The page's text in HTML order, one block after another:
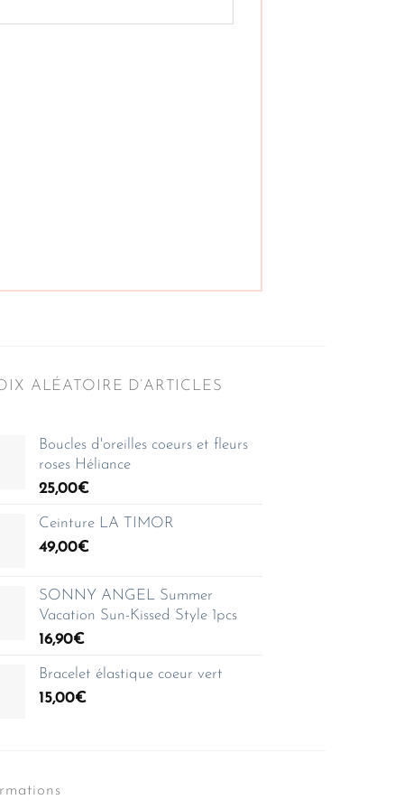
ALÉATOIRE D’ARTICLES
Boucles d'oreilles coeurs et fleurs
roses Héliance
25,00€
Ceinture LA TIMOR
49,00€
SONNY ANGEL Summer
Vacation Sun-Kissed Style 1pcs
16,90€
Bracelet élastique coeur vert
15,00€